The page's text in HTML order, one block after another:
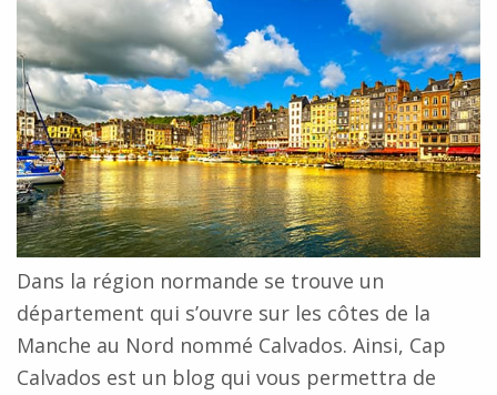
Dans la région normande se trouve un
département qui s’ouvre sur les côtes de la
Manche au Nord nommé Calvados. Ainsi, Cap
Calvados est un blog qui vous permettra de